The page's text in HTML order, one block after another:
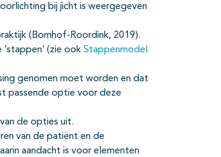
bij jicht is weergegeven
(Bomhof-Roordink, 2019).
(zie ook Stappenmodel
genomen moet worden en dat
passende optie voor deze
de opties uit.
van de patiënt en de
aandacht is voor elementen